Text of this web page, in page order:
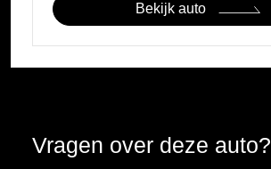
Bekijk auto
Vragen over deze auto?